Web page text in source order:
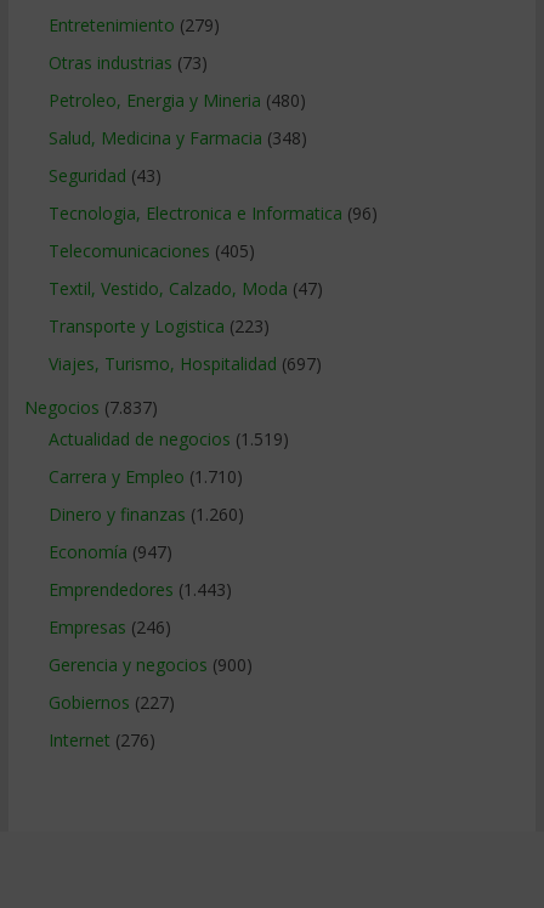
Entretenimiento (279)
Otras industrias (73)
Petroleo, Energia y Mineria (480)
Salud, Medicina y Farmacia (348)
Seguridad (43)
Tecnologia, Electronica e Informatica (96)
Telecomunicaciones (405)
Textil, Vestido, Calzado, Moda (47)
Transporte y Logistica (223)
Viajes, Turismo, Hospitalidad (697)
Negocios (7.837)
Actualidad de negocios (1.519)
Carrera y Empleo (1.710)
Dinero y finanzas (1.260)
Economía (947)
Emprendedores (1.443)
Empresas (246)
Gerencia y negocios (900)
Gobiernos (227)
Internet (276)